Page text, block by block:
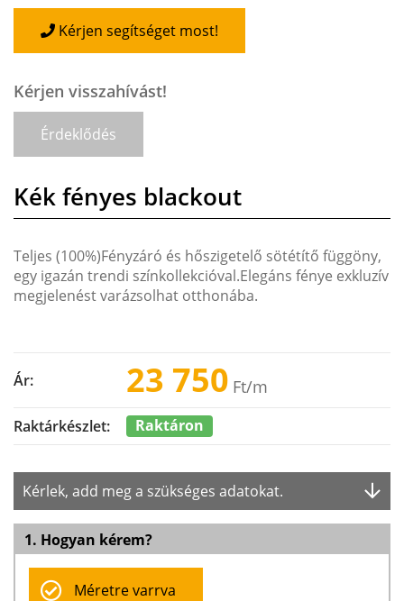
Kérjen segítséget most!
Kérjen visszahívást!
Érdeklődés
Kék fényes blackout
Teljes (100%)Fényzáró és hőszigetelő sötétítő függöny,
egy igazán trendi színkollekcióval.Elegáns fénye exkluzív
megjelenést varázsolhat otthonába.
Ár: 23 750 Ft/m
Raktárkészlet: Raktáron
Kérlek, add meg a szükséges adatokat.
1. Hogyan kérem?
Méretre varrva